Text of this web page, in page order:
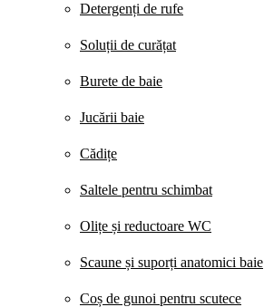
Detergenți de rufe
Soluții de curățat
Burete de baie
Jucării baie
Cădițe
Saltele pentru schimbat
Olițe și reductoare WC
Scaune și suporți anatomici baie
Coș de gunoi pentru scutece